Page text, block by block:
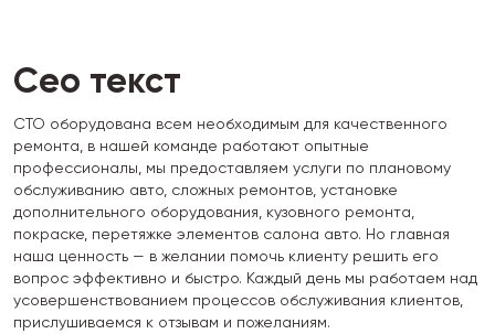
Сео текст
СТО оборудована всем необходимым для качественного
ремонта, в нашей команде работают опытные
профессионалы, мы предоставляем услуги по плановому
обслуживанию авто, сложных ремонтов, установке
дополнительного оборудования, кузовного ремонта,
покраске, перетяжке элементов салона авто. Но главная
наша ценность — в желании помочь клиенту решить его
вопрос эффективно и быстро. Каждый день мы работаем над
усовершенствованием процессов обслуживания клиентов,
прислушиваемся к отзывам и пожеланиям.